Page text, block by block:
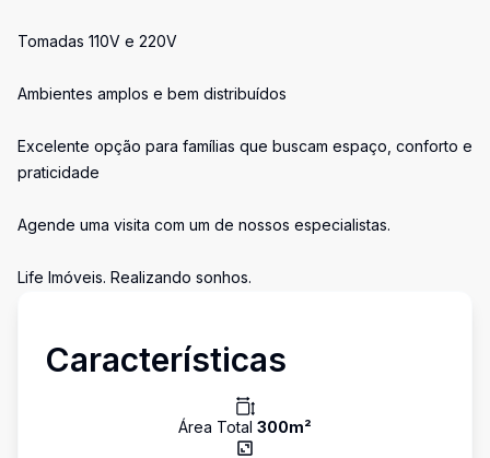
Tomadas 110V e 220V
Ambientes amplos e bem distribuídos
Excelente opção para famílias que buscam espaço, conforto e
praticidade
Agende uma visita com um de nossos especialistas.
Life Imóveis. Realizando sonhos.
Características
Área Total 300m²